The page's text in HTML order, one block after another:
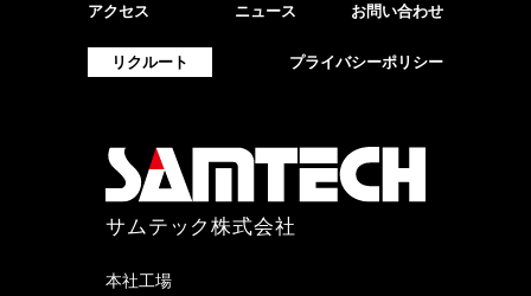
サムテック株式会社
本社工場
アクセス ニュース お問い合わせ
リクルート プライバシーポリシー